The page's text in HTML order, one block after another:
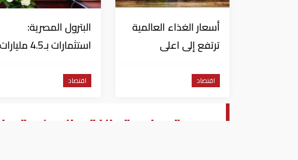
أسعار الغذاء العالمية
ترتفع إلى اعلى
سنوات
اقتصاد
البترول المصرية:
استثمارات بـ4.5 مليارات
المحلي وتقليل
اقتصاد
مديرة صندوق النقد الدولي